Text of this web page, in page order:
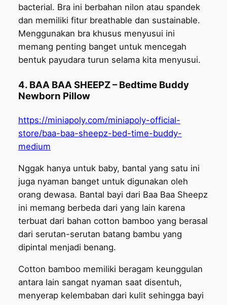
bacterial. Bra ini berbahan nilon atau spandek
dan memiliki fitur breathable dan sustainable.
Menggunakan bra khusus menyusui ini
memang penting banget untuk mencegah
bentuk payudara turun selama kita menyusui.
4. BAA BAA SHEEPZ – Bedtime Buddy
Newborn Pillow
https://miniapoly.com/miniapoly-official-
store/baa-baa-sheepz-bed-time-buddy-
medium
Nggak hanya untuk baby, bantal yang satu ini
juga nyaman banget untuk digunakan oleh
orang dewasa. Bantal bayi dari Baa Baa Sheepz
ini memang berbeda dari yang lain karena
terbuat dari bahan cotton bamboo yang berasal
dari serutan-serutan batang bambu yang
dipintal menjadi benang.
Cotton bamboo memiliki beragam keunggulan
antara lain sangat nyaman saat disentuh,
menyerap kelembaban dari kulit sehingga bayi